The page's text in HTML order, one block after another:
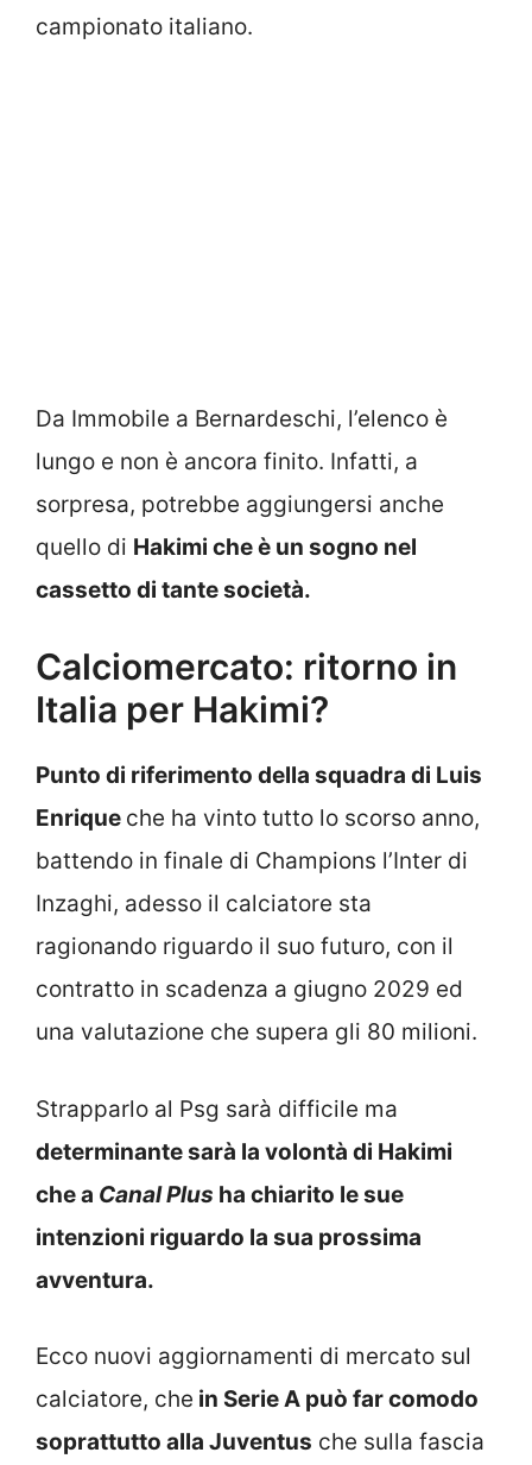
campionato italiano.
Da Immobile a Bernardeschi, l’elenco è
lungo e non è ancora finito. Infatti, a
sorpresa, potrebbe aggiungersi anche
quello di Hakimi che è un sogno nel
cassetto di tante società.
Calciomercato: ritorno in
Italia per Hakimi?
Punto di riferimento della squadra di Luis
Enrique che ha vinto tutto lo scorso anno,
battendo in finale di Champions l’Inter di
Inzaghi, adesso il calciatore sta
ragionando riguardo il suo futuro, con il
contratto in scadenza a giugno 2029 ed
una valutazione che supera gli 80 milioni.
Strapparlo al Psg sarà difficile ma
determinante sarà la volontà di Hakimi
che a Canal Plus ha chiarito le sue
intenzioni riguardo la sua prossima
avventura.
Ecco nuovi aggiornamenti di mercato sul
calciatore, che in Serie A può far comodo
soprattutto alla Juventus che sulla fascia